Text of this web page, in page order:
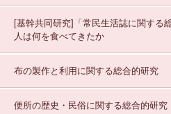
[基幹共同研究]「常民生活誌に関する
人は何を食べてきたか
布の製作と利用に関する総合的研究
便所の歴史・民俗に関する総合的研究